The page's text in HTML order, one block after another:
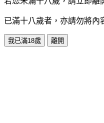
已滿十八歲者，亦請勿將內
我已滿18歲 離開